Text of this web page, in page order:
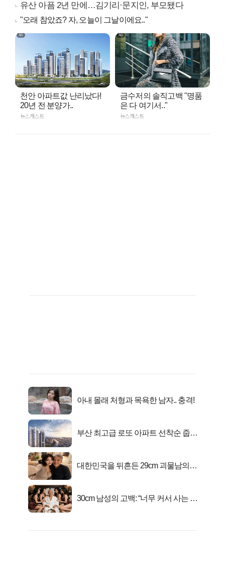
유산 아픔 2년 만에…김기리·문지인, 부모됐다
"오래 참았죠? 자, 오늘이 그날이에요.."
천안 아파트값 난리났다!
20년 전 분양가..
뉴스캐스트
금수저의 솔직고백 "명품
은 다 여기서.."
뉴스캐스트
아내 몰래 처형과 목욕한 남자.. 충격!
부산 최고급 로또 아파트 선착순 줍줍
대한민국을 뒤흔든 29cm 괴물남의
30cm 남성의 고백: “너무 커서 사는 게